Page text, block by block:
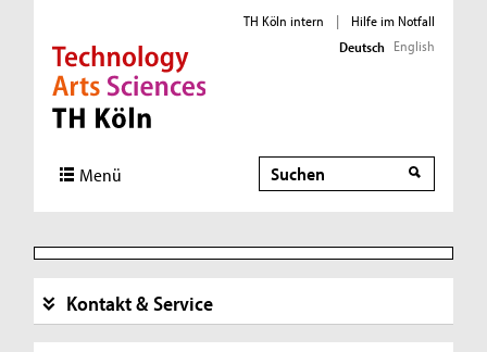
Direkt zur Hauptnavigation
Direkt zur Subnavigation
Direkt zum Inhalt
Direkt zum Fußbereich
TH Köln intern |
Hilfe im Notfall
Deutsch English
Menü Suche
Kontakt & Service